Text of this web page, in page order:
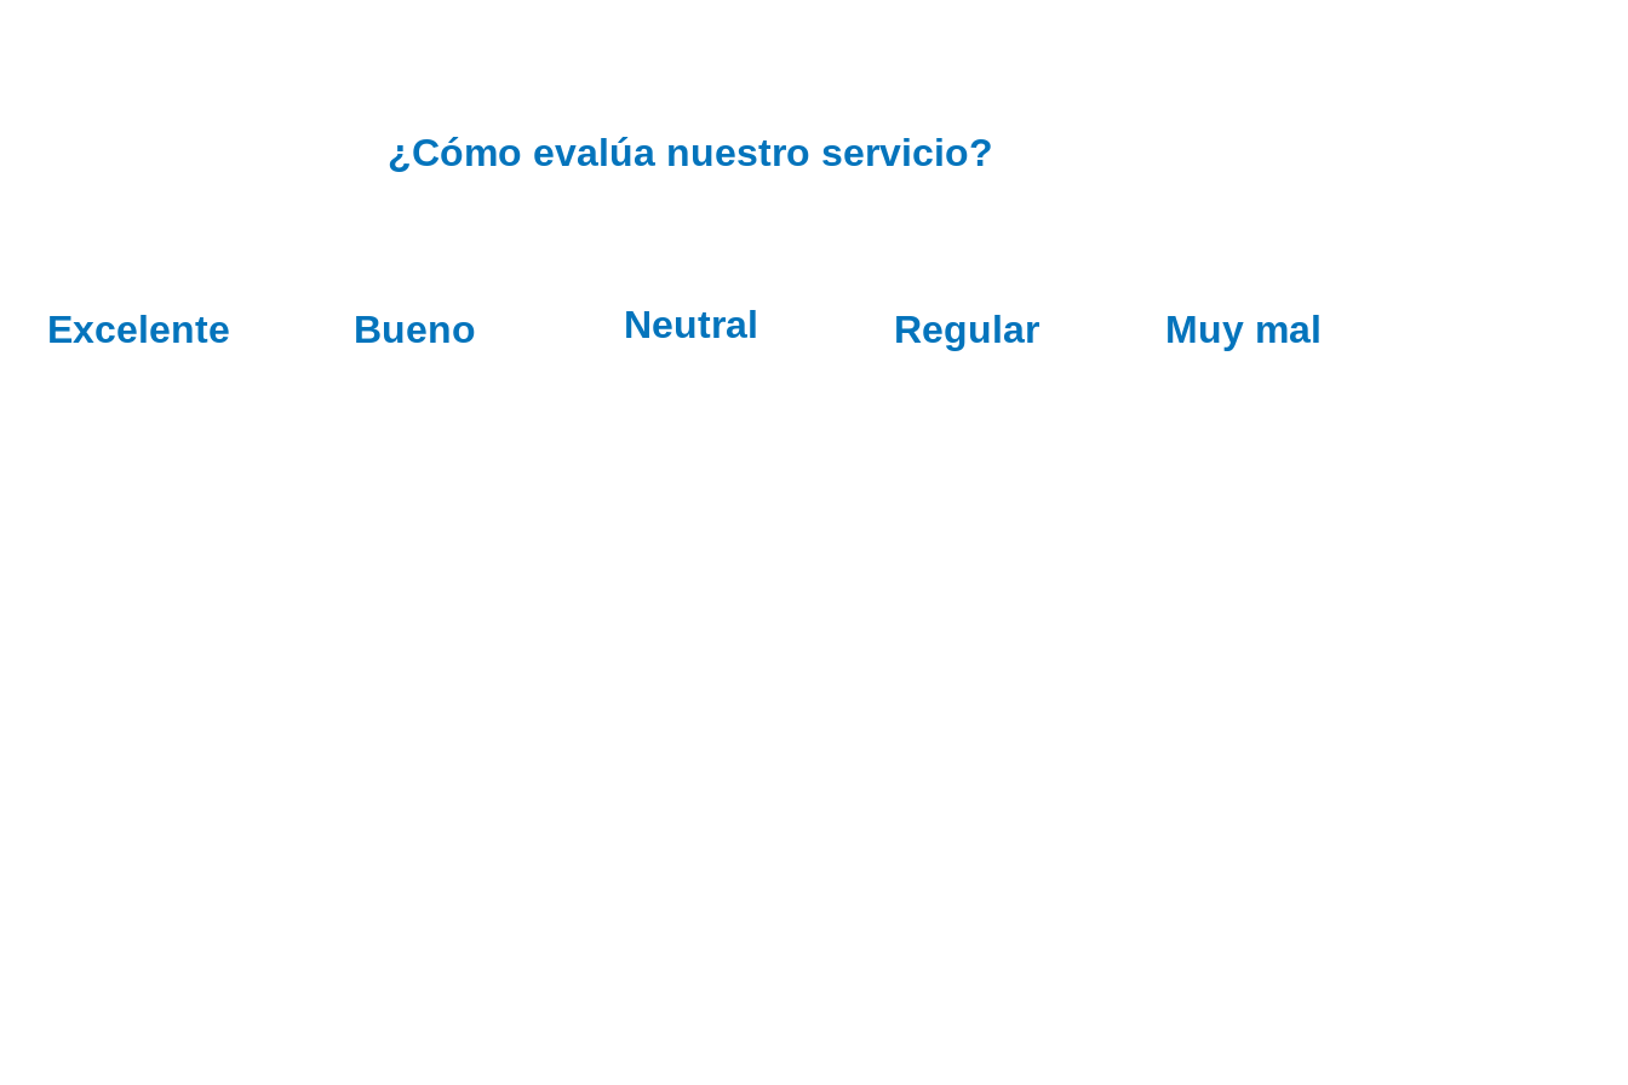
¿Cómo evalúa nuestro servicio?
Excelente Bueno Neutral Regular Muy mal